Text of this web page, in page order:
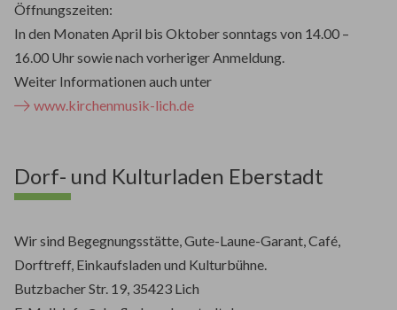
Öffnungszeiten:
In den Monaten April bis Oktober sonntags von 14.00 –
16.00 Uhr sowie nach vorheriger Anmeldung.
Weiter Informationen auch unter
www.kirchenmusik-lich.de
Dorf- und Kulturladen Eberstadt
Wir sind Begegnungsstätte, Gute-Laune-Garant, Café,
Dorftreff, Einkaufsladen und Kulturbühne.
Butzbacher Str. 19, 35423 Lich